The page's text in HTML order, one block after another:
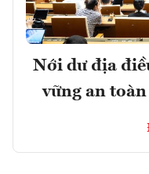
Nới dư địa
vững an